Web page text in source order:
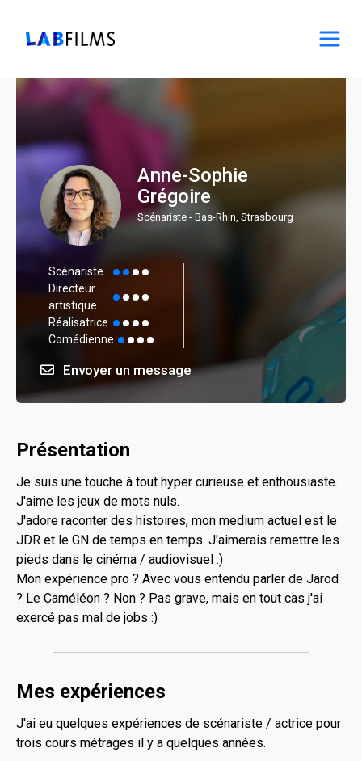
Anne-Sophie
Grégoire
Scénariste - Bas-Rhin, Strasbourg
Scénariste
Directeur
artistique
Réalisatrice
Comédienne
Envoyer un message
Présentation
Je suis une touche à tout hyper curieuse et enthousiaste.
J'aime les jeux de mots nuls.
J'adore raconter des histoires, mon medium actuel est le
JDR et le GN de temps en temps. J'aimerais remettre les
pieds dans le cinéma / audiovisuel :)
Mon expérience pro ? Avec vous entendu parler de Jarod
? Le Caméléon ? Non ? Pas grave, mais en tout cas j'ai
exercé pas mal de jobs :)
Mes expériences
J'ai eu quelques expériences de scénariste / actrice pour
trois cours métrages il y a quelques années.